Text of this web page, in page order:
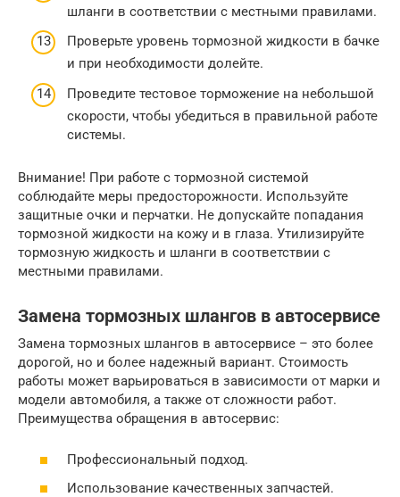
шланги в соответствии с местными правилами.
Проверьте уровень тормозной жидкости в бачке
и при необходимости долейте.
Проведите тестовое торможение на небольшой
скорости, чтобы убедиться в правильной работе
системы.
Внимание! При работе с тормозной системой
соблюдайте меры предосторожности. Используйте
защитные очки и перчатки. Не допускайте попадания
тормозной жидкости на кожу и в глаза. Утилизируйте
тормозную жидкость и шланги в соответствии с
местными правилами.
Замена тормозных шлангов в автосервисе
Замена тормозных шлангов в автосервисе – это более
дорогой, но и более надежный вариант. Стоимость
работы может варьироваться в зависимости от марки и
модели автомобиля, а также от сложности работ.
Преимущества обращения в автосервис:
Профессиональный подход.
Использование качественных запчастей.